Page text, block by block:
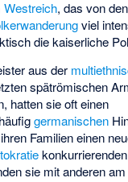
Westreich, das von
viel
die kaiserliche
aus der
spätrömischen
hatten sie oft einen
germanischen
Familien einen
sie mit anderen